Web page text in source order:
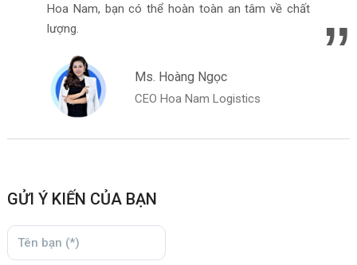
Hoa Nam, bạn có thể hoàn toàn an tâm về chất
lượng.
Ms. Hoàng Ngọc
CEO Hoa Nam Logistics
GỬI Ý KIẾN CỦA BẠN